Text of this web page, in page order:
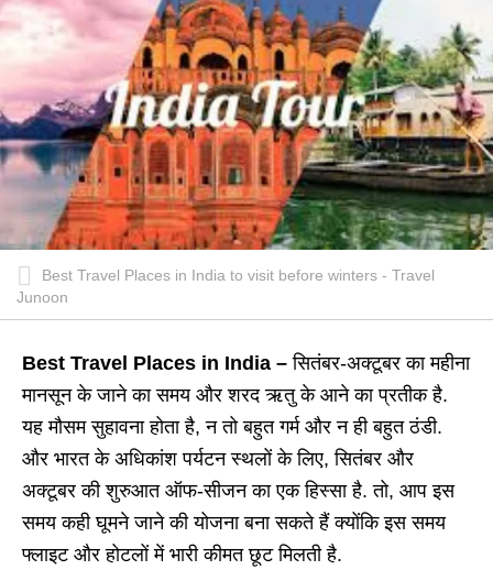
Best Travel Places in India to visit before winters - Travel
Junoon
Best Travel Places in India – सितंबर-अक्टूबर का महीना
मानसून के जाने का समय और शरद ऋतु के आने का प्रतीक है.
यह मौसम सुहावना होता है, न तो बहुत गर्म और न ही बहुत ठंडी.
और भारत के अधिकांश पर्यटन स्थलों के लिए, सितंबर और
अक्टूबर की शुरुआत ऑफ-सीजन का एक हिस्सा है. तो, आप इस
समय कही घूमने जाने की योजना बना सकते हैं क्योंकि इस समय
फ्लाइट और होटलों में भारी कीमत छूट मिलती है.